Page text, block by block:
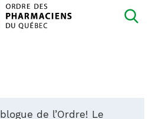
de l’Ordre! Le